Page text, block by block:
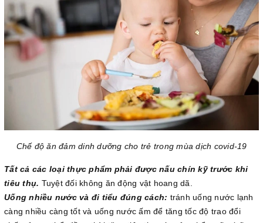
Chế độ ăn đảm dinh dưỡng cho trẻ trong mùa dịch covid-19
Tất cả các loại thực phẩm phải được nấu chín kỹ trước khi
tiêu thụ. Tuyệt đối không ăn động vật hoang dã.
Uống nhiều nước và đi tiểu đúng cách: tránh uống nước lạnh
càng nhiều càng tốt và uống nước ấm để tăng tốc độ trao đổi